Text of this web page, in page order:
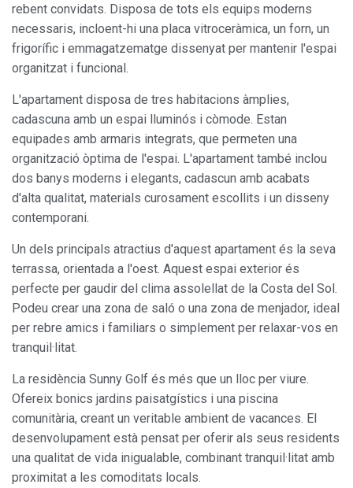
rebent convidats. Disposa de tots els equips moderns
necessaris, incloent-hi una placa vitroceràmica, un forn, un
frigorífic i emmagatzematge dissenyat per mantenir l'espai
organitzat i funcional.
L'apartament disposa de tres habitacions àmplies,
cadascuna amb un espai lluminós i còmode. Estan
equipades amb armaris integrats, que permeten una
organització òptima de l'espai. L'apartament també inclou
dos banys moderns i elegants, cadascun amb acabats
d'alta qualitat, materials curosament escollits i un disseny
contemporani.
Un dels principals atractius d'aquest apartament és la seva
terrassa, orientada a l'oest. Aquest espai exterior és
perfecte per gaudir del clima assolellat de la Costa del Sol.
Podeu crear una zona de saló o una zona de menjador, ideal
per rebre amics i familiars o simplement per relaxar-vos en
tranquil·litat.
La residència Sunny Golf és més que un lloc per viure.
Ofereix bonics jardins paisatgístics i una piscina
comunitària, creant un veritable ambient de vacances. El
desenvolupament està pensat per oferir als seus residents
una qualitat de vida inigualable, combinant tranquil·litat amb
proximitat a les comoditats locals.
Modificar cookies
Tècniques i funcionals
informació amb la finalitat de millorar els nostres serveis.
Si continua navegant, suposa l'acceptació de la instal·lació
de les mateixes. L'usuari té la possibilitat de configurar el
navegador podent, si així ho desitja, impedir que siguin
instal·lades al disc dur, encara que haurà de tenir en
compte que aquesta acció podrà ocasionar dificultats de
navegació de la pàgina web.
Permeten fer el seguiment i l'anàlisi del comportament
dels usuaris d'aquest lloc web. La informació recollida
mitjançant aquest tipus de cookies s'utilitza en el
mesurament de l'activitat del web per a l'elaboració de
perfils de navegació dels usuaris per introduir millores en
funció de l'anàlisi de les dades d'ús que fan els usuaris del
servei. Permeten desar la informació de preferència de
l'usuari per millorar la qualitat dels nostres serveis i oferir